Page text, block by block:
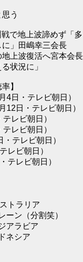
う
で地上波諦めず「多
」田嶋幸三会長
上波復活へ宮本会長
状況に」
】
4日・テレビ朝日）
12日・テレビ朝日）
レビ朝日）
レビ朝日）
テレビ朝日）
レビ朝日）
テレビ朝日）
トラリア
ン（分割笑）
アラビア
ネシア